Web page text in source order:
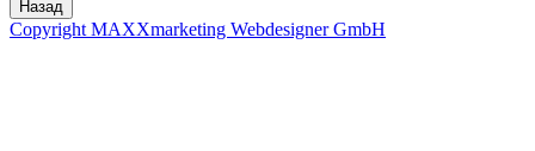
Copyright MAXXmarketing Webdesigner GmbH